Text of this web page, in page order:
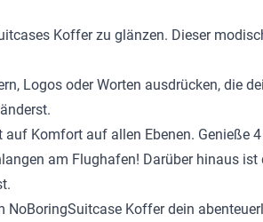
Koffer zu glänzen. Dieser
Logos oder Worten ausdrücken, die
Komfort auf allen Ebenen. Genieße
am Flughafen! Darüber hinaus
Koffer dein